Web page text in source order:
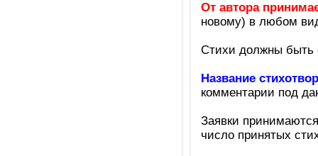
От автора
новому) в любом
Стихи должны быть
Название
комментарии под
Заявки
число принятых